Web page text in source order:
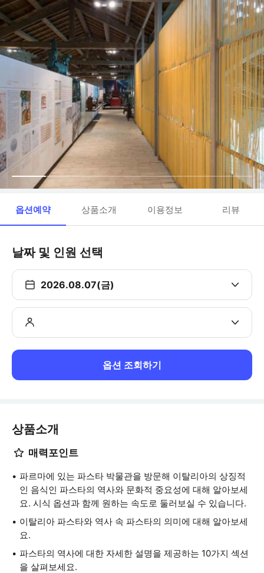
옵션예약 상품소개 이용정보 리뷰
날짜 및 인원 선택
2026.08.07(금)
옵션 조회하기
상품소개
매력포인트
파르마에 있는 파스타 박물관을 방문해 이탈리아의 상징적
인 음식인 파스타의 역사와 문화적 중요성에 대해 알아보세
요. 시식 옵션과 함께 원하는 속도로 둘러보실 수 있습니다.
이탈리아 파스타와 역사 속 파스타의 의미에 대해 알아보세
요.
파스타의 역사에 대한 자세한 설명을 제공하는 10가지 섹션
을 살펴보세요.